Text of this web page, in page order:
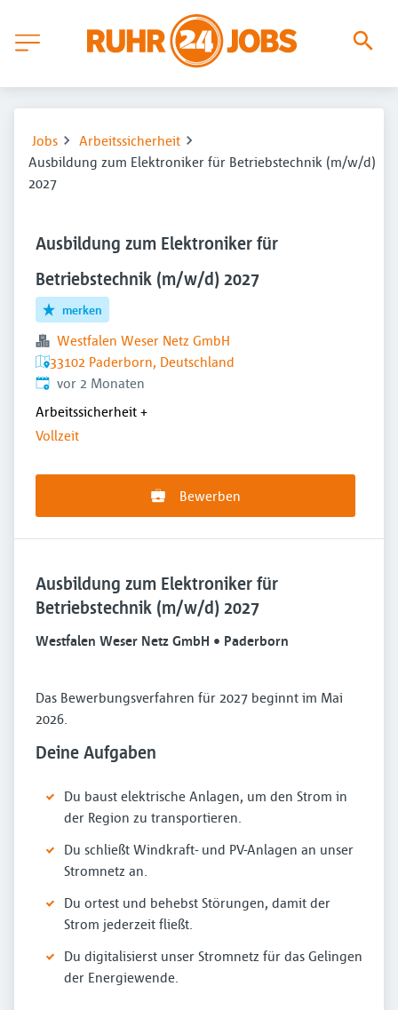
Jobs
Arbeitssicherheit
Ausbildung zum Elektroniker für Betriebstechnik (m/w/d)
2027
Ausbildung zum Elektroniker für
Betriebstechnik (m/w/d) 2027
merken
Westfalen Weser Netz GmbH
33102 Paderborn, Deutschland
Veröffentlicht:
vor 2 Monaten
Arbeitssicherheit +
Vollzeit
Bewerben
Ausbildung zum Elektroniker für
Betriebstechnik (m/w/d) 2027
Westfalen Weser Netz GmbH • Paderborn
Das Bewerbungsverfahren für 2027 beginnt im Mai
2026.
Deine Aufgaben
Du baust elektrische Anlagen, um den Strom in
der Region zu transportieren.
Du schließt Windkraft- und PV-Anlagen an unser
Stromnetz an.
Du ortest und behebst Störungen, damit der
Strom jederzeit fließt.
Du digitalisierst unser Stromnetz für das Gelingen
der Energiewende.